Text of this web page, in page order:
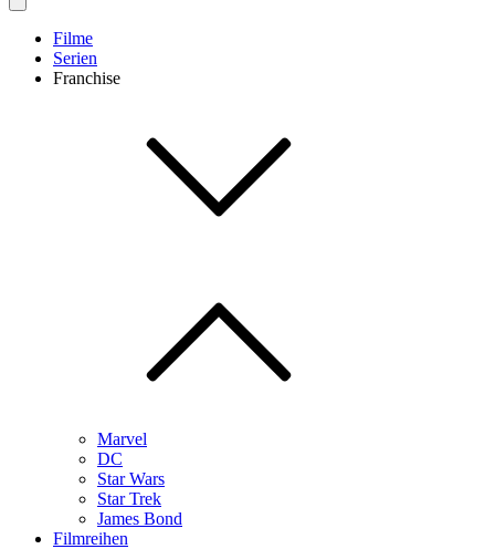
Filme
Serien
Franchise
Marvel
DC
Star Wars
Star Trek
James Bond
Filmreihen